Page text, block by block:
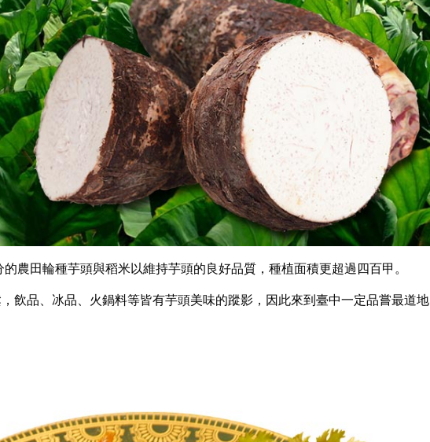
農田輪種芋頭與稻米以維持芋頭的良好品質，種植面積更超過四百甲。
飲品、冰品、火鍋料等皆有芋頭美味的蹤影，因此來到臺中一定品嘗最道地